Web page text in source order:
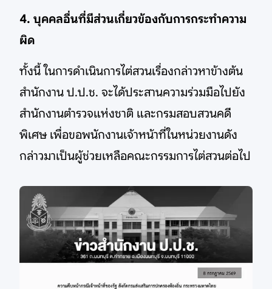
4. บุคคลอื่นที่มีส่วนเกี่ยวข้องกับการกระทำความ
ผิด
ทั้งนี้ ในการดำเนินการไต่สวนเรื่องกล่าวหาข้างต้น
สำนักงาน ป.ป.ช. จะได้ประสานความร่วมมือไปยัง
สำนักงานตำรวจแห่งชาติ และกรมสอบสวนคดี
พิเศษ เพื่อขอพนักงานเจ้าหน้าที่ในหน่วยงานดัง
กล่าวมาเป็นผู้ช่วยเหลือคณะกรรมการไต่สวนต่อไป